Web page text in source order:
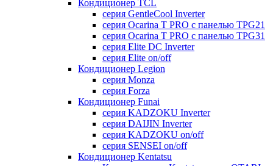
Кондиционер TCL
серия GentleCool Inverter
серия Ocarina T PRO c панелью TPG21
серия Ocarina T PRO c панелью TPG31
серия Elite DC Inverter
серия Elite on/off
Кондиционер Legion
серия Monza
серия Forza
Кондиционер Funai
серия KADZOKU Inverter
серия DAIJIN Inverter
серия KADZOKU on/off
серия SENSEI on/off
Кондиционер Kentatsu